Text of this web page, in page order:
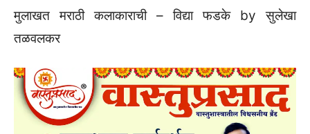
मुलाखत मराठी कलाकाराची – विद्या फडके by सुलेखा
तळवलकर